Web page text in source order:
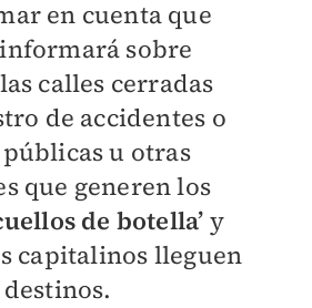
en cuenta que
sobre
calles cerradas
de accidentes o
u otras
que generen los
de botella’ y
capitalinos lleguen